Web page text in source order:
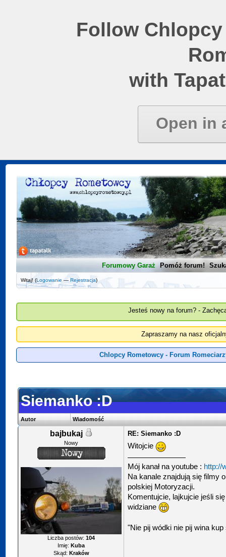
Follow
with
Open in
Forumowy Garaż Pomóż forum!
Witaj! (Logowanie —Rejestracja)
Jesteś nowy na forum? -
Zapraszamy na nasz
Chlopcy Rometowcy - Forum
Siemanko :D
Autor Wiadomość
bajbukaj
Nowy
Liczba postów:104
Imię: Kuba
Skąd: Kraków
RE: Siemanko :D
Witojcie
Mój kanał na youtube : http://
Na kanale znajdują się filmy
polskiej Motoryzacji.
Komentujcie, lajkujcie jeśli
widziane
"Nie pij wódki nie pij wina